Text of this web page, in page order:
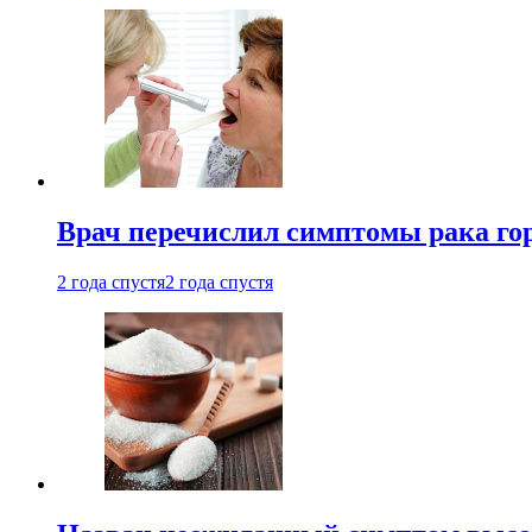
Врач перечислил симптомы рака
2 года спустя2 года спустя